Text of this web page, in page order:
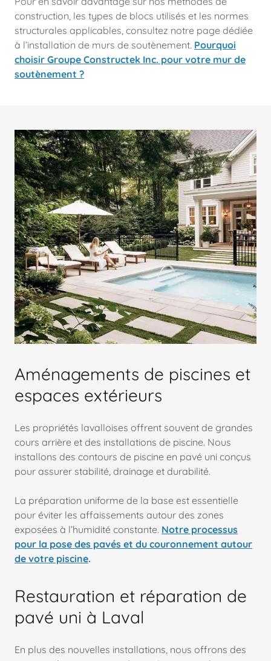
construction, les types de blocs utilisés et les normes
structurales applicables, consultez notre page dédiée
à l’installation de murs de soutènement. Pourquoi
choisir Groupe Constructek Inc. pour votre mur de
soutènement ?
Aménagements de piscines et
espaces extérieurs
Les propriétés lavalloises offrent souvent de grandes
cours arrière et des installations de piscine. Nous
installons des contours de piscine en pavé uni conçus
pour assurer stabilité, drainage et durabilité.
La préparation uniforme de la base est essentielle
pour éviter les affaissements autour des zones
exposées à l’humidité constante. Notre processus
pour la pose des pavés et du couronnement autour
de votre piscine.
Restauration et réparation de
pavé uni à Laval
En plus des nouvelles installations, nous offrons des